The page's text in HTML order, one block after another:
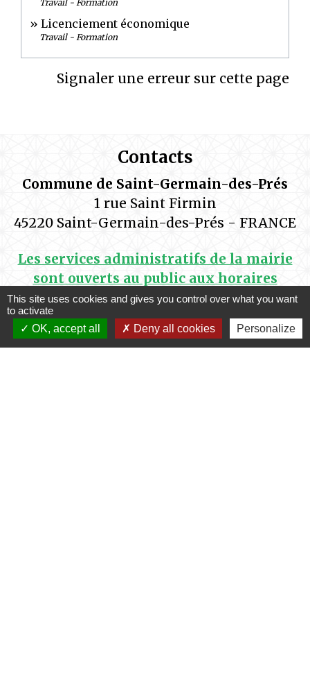
Travail - Formation
Licenciement économique
Travail - Formation
Signaler une erreur sur cette page
Contacts
Commune de Saint-Germain-des-Prés
1 rue Saint Firmin
45220 Saint-Germain-des-Prés - FRANCE
Les services administratifs de la mairie
sont ouverts au public aux horaires
suivants:
Lundi de14h00 à 17h15
Mardi de 9h00 à 12h00 et de 14h00 à 17h15
This site uses cookies and gives you control over what you want
to activate
OK, accept all
Deny all cookies Personalize